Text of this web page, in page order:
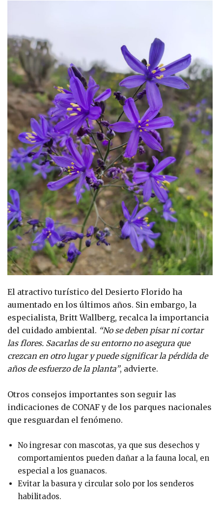
El atractivo turístico del Desierto Florido ha
aumentado en los últimos años. Sin embargo, la
especialista, Britt Wallberg, recalca la importancia
del cuidado ambiental. “No se deben pisar ni cortar
las flores. Sacarlas de su entorno no asegura que
crezcan en otro lugar y puede significar la pérdida de
años de esfuerzo de la planta”, advierte.
Otros consejos importantes son seguir las
indicaciones de CONAF y de los parques nacionales
que resguardan el fenómeno.
No ingresar con mascotas, ya que sus desechos y
comportamientos pueden dañar a la fauna local, en
especial a los guanacos.
Evitar la basura y circular solo por los senderos
habilitados.